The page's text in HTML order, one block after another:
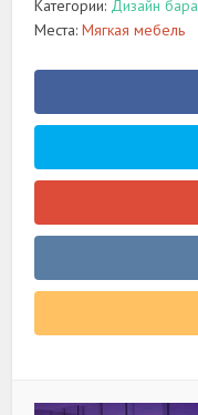
Категории: Дизайн бара
Места:Мягкая мебель